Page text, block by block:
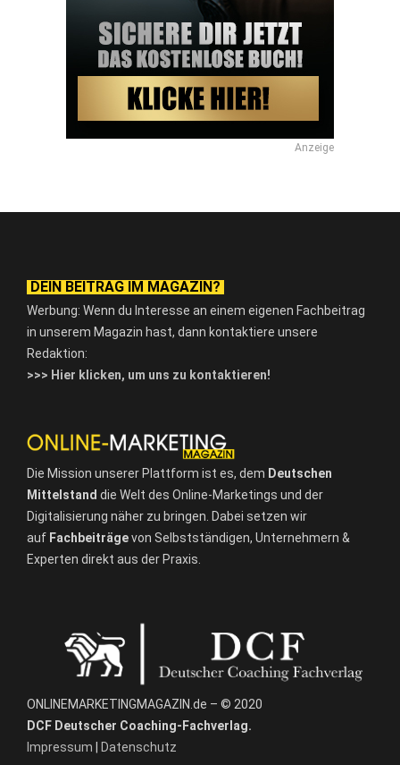
Anzeige
DEIN BEITRAG IM MAGAZIN?
Werbung: Wenn du Interesse an einem eigenen Fachbeitrag
in unserem Magazin hast, dann kontaktiere unsere
Redaktion:
>>> Hier klicken, um uns zu kontaktieren!
Die Mission unserer Plattform ist es, dem Deutschen
Mittelstand die Welt des Online-Marketings und der
Digitalisierung näher zu bringen. Dabei setzen wir
auf Fachbeiträgevon Selbstständigen, Unternehmern &
Experten direkt aus der Praxis.
ONLINEMARKETINGMAGAZIN.de – © 2020
DCF Deutscher Coaching-Fachverlag.
Impressum
Datenschutz